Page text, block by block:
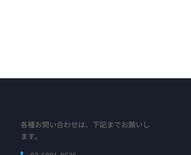
各種お問い合わせは、下記までお願いし
ます。